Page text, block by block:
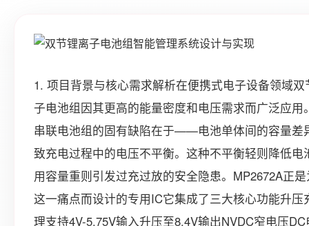
1. 项目背景与核心需求解析在便携式电子设备领域双
子电池组因其更高的能量密度和电压需求而广泛应用
串联电池组的固有缺陷在于——电池单体间的容量差
致充电过程中的电压不平衡。这种不平衡轻则降低电
用容量重则引发过充过放的安全隐患。MP2672A正
这一痛点而设计的专用IC它集成了三大核心功能升压
理支持4V-5.75V输入升压至8.4V输出NVDC窄电压